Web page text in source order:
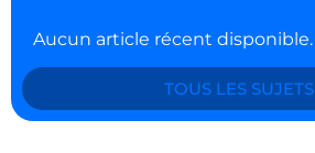
Aucun article récent disponible.
TOUS LES SUJETS